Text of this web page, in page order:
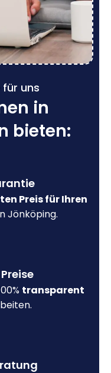
uns
in
bieten:
Preis für Ihren
Jönköping.
transparent